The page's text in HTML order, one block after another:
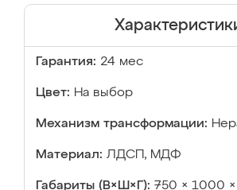
Гарантия: 24 мес
Цвет: На выбор
Механизм трансформации:
Материал: ЛДСП, МДФ
Габариты (В×Ш×Г): 750 × 1000